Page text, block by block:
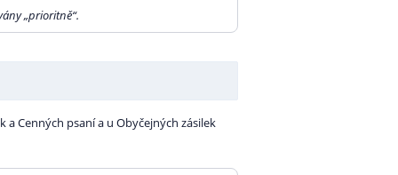
417,00 Kč
259,00 Kč
428,00 Kč
213,00 Kč
356,00 Kč
„prioritně“.
Cenných psaní a u Obyčejných zásilek